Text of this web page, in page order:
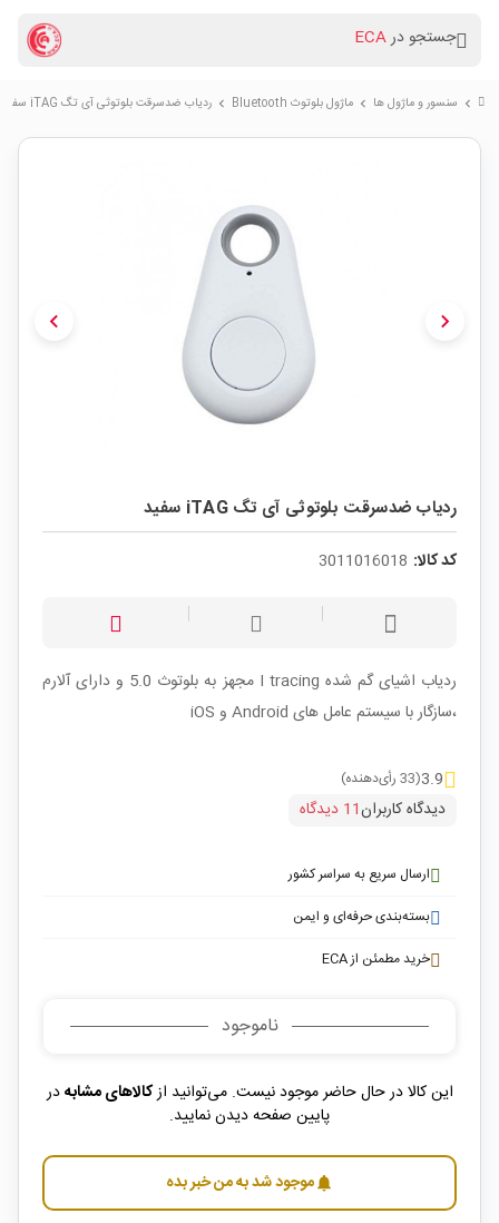
جستجو درECA
chevron_right سنسور و ماژول ها chevron_right ماژول بلوتوث Bluetooth chevron_right ردیاب ضدسرقت بلوتوثی آی تگ iTAG سفید
chevron_left chevron_right
ردیاب ضدسرقت بلوتوثی آی تگ iTAG سفید
کد کالا: 3011016018
ردیاب اشیای گم شده I tracing مجهز به بلوتوث 5.0 و دارای آلارم
،سازگار با سیستم عامل های Android و iOS
3.9(33 رأی‌دهنده)
دیدگاه کاربران11 دیدگاه
ارسال سریع به سراسر کشور
بسته‌بندی حرفه‌ای و ایمن
خرید مطمئن از ECA
ناموجود
این کالا در حال حاضر موجود نیست. می‌توانید ازکالاهای مشابهدر
پایین صفحه دیدن نمایید.
notificationsموجود شد به من خبر بده